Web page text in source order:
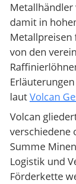
damit in
Metallpreisen
von den
lautVolcan
Volcan
verschiedene
Summe
Logistik und
Förderkette